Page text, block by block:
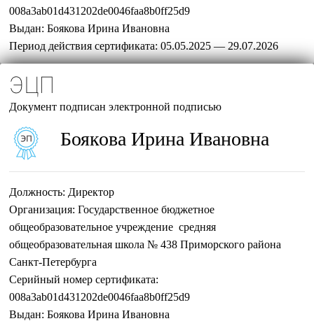
008a3ab01d431202de0046faa8b0ff25d9
Выдан: Боякова Ирина Ивановна
Период действия сертификата: 05.05.2025 — 29.07.2026
ЭЦП
Документ подписан электронной подписью
Боякова Ирина Ивановна
Должность: Директор
Организация: Государственное бюджетное
общеобразовательное учреждение средняя
общеобразовательная школа № 438 Приморского района
Санкт-Петербурга
Серийный номер сертификата:
008a3ab01d431202de0046faa8b0ff25d9
Выдан: Боякова Ирина Ивановна